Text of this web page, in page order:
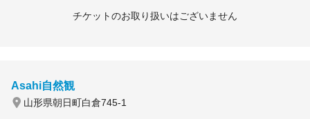
チケットのお取り扱いはございません
Asahi自然観
山形県朝日町白倉745-1